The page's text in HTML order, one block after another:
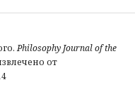
Philosophy Journal of the
от